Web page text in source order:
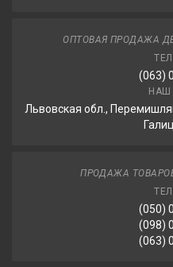
ОПТОВАЯ ПРОДАЖА
(063)
НАШ
Львовская обл.,
ПРОДАЖА
(050)
(098)
(063)